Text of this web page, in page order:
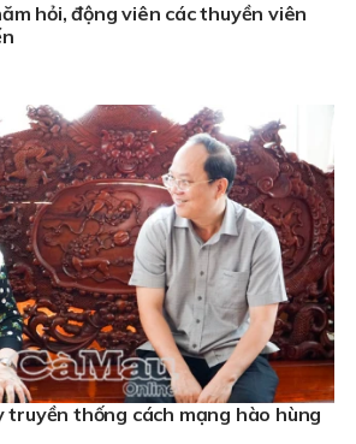
hỏi, động viên các thuyền viên
truyền thống cách mạng hào hùng